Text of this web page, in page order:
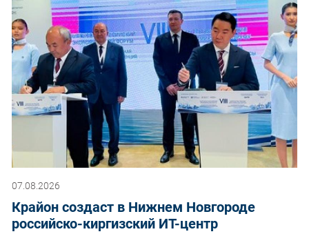
07.08.2026
Крайон создаст в Нижнем Новгороде
российско-киргизский ИТ-центр